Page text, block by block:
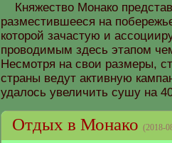
Княжество Монако
разместившееся на
которой зачастую и
проводимым здесь этапом
Несмотря на свои размеры,
страны ведут активную
удалось увеличить сушу на
Отдых в Монако (2018-